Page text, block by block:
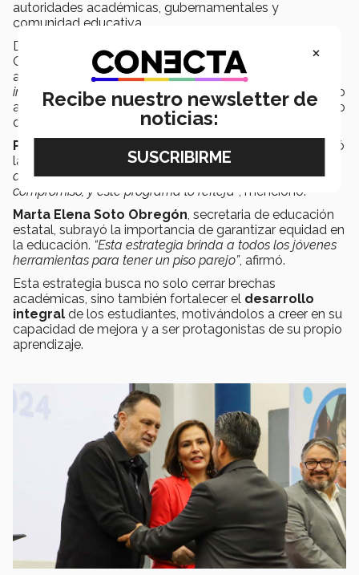
autoridades académicas, gubernamentales y
comunidad educativa.
Durante su intervención, el gobernador del Estado de
Querétaro
Mauricio Kuri hizo un llamado a los jóvenes
a aprovechar estos programas.“Hoy no basta con tener
información; lo importante es tener la correcta” , alentando
a los estudiantes a superar sus límites y valorar el apoyo
que reciben.
Pascual Alcocer,
director general del campus, destacó
la relevancia de este esfuerzo conjunto.
académica y el impacto social son parte de nuestro
compromiso, y este programa lo refleja” , mencionó.
Marta Elena Soto Obregón, secretaria de educación
estatal, subrayó la importancia de garantizar equidad en
la educación. “Esta estrategia brinda a todos los jóvenes
herramientas para tener un piso parejo”, afirmó.
Esta estrategia busca no solo cerrar brechas
académicas, sino también fortalecer el desarrollo
integral de los estudiantes, motivándolos a creer en su
capacidad de mejora y a ser protagonistas de su propio
aprendizaje.
×
Recibe nuestro newsletter de
noticias: